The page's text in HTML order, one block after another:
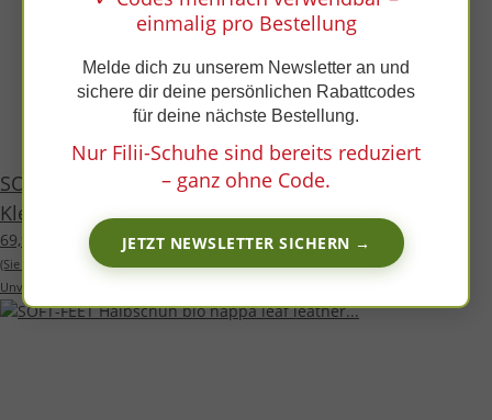
SOFT-FEET Halbschuh leaf bio nappa leather
Klettverschluss Weite/M
69,99 €
(Sie sparen , also20,00 €)
Unverbindliche Preisempfehlung des Herstellers:
einmalig pro Bestellung
Melde dich zu unserem Newsletter an und
sichere dir deine persönlichen Rabattcodes
für deine nächste Bestellung.
Nur Filii-Schuhe sind bereits reduziert
– ganz ohne Code.
JETZT NEWSLETTER SICHERN →